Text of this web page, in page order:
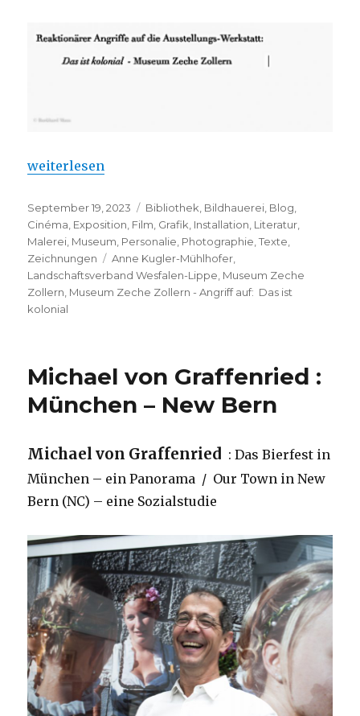
„Museum Zeche Zollern – Angriff auf: Das ist
weiterlesen
Veröffentlicht
am
September 19, 2023 Kategorien
Bibliothek, Bildhauerei, Blog,
Cinéma, Exposition, Film, Grafik, Installation, Literatur,
Malerei, Museum, Personalie, Photographie,Texte,
Zeichnungen
Schlagwörter
Anne Kugler-Mühlhofer,
Landschaftsverband Wesfalen-Lippe, Museum Zeche
Zollern, Museum Zeche Zollern - Angriff auf: Das ist
kolonial
Michael von Graffenried :
München – New Bern
Michael von Graffenried : Das Bierfest in
München – ein Panorama / Our Town in New
Bern (NC) – eine Sozialstudie